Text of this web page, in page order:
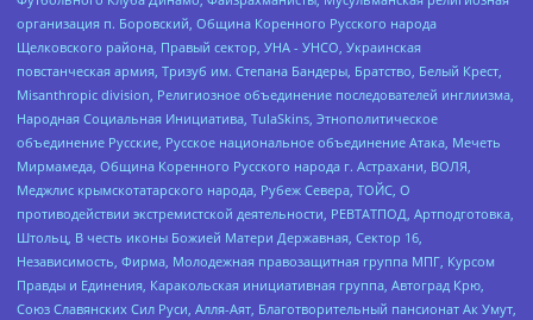
организация п. Боровский, Община Коренного Русского народа
Щелковского района, Правый сектор, УНА - УНСО, Украинская
повстанческая армия, Тризуб им. Степана Бандеры, Братство, Белый Крест,
Misanthropic division, Религиозное объединение последователей инглиизма,
Народная Социальная Инициатива, TulaSkins, Этнополитическое
объединение Русские, Русское национальное объединение Атака, Мечеть
Мирмамеда, Община Коренного Русского народа г. Астрахани, ВОЛЯ,
Меджлис крымскотатарского народа, Рубеж Севера, ТОЙС, О
противодействии экстремистской деятельности, РЕВТАТПОД, Артподготовка,
Штольц, В честь иконы Божией Матери Державная, Сектор 16,
Независимость, Фирма, Молодежная правозащитная группа МПГ, Курсом
Правды и Единения, Каракольская инициативная группа, Автоград Крю,
Союз Славянских Сил Руси, Алля-Аят, Благотворительный пансионат Ак Умут,